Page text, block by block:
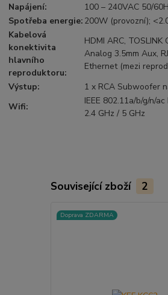
Napájení:
100 – 240VAC 50/
Spotřeba energie: 200W (provozní);
Kabelová
konektivita
hlavního
reproduktoru:
HDMI ARC, TOSLINK
Analog 3.5mm Aux,
Ethernet (mezi
Výstup:
1 x RCA Subwoofer
Wifi:
IEEE 802.11a/b/g/n/
2.4 GHz / 5 GHz
Související zboží 2
Doprava ZDARMA